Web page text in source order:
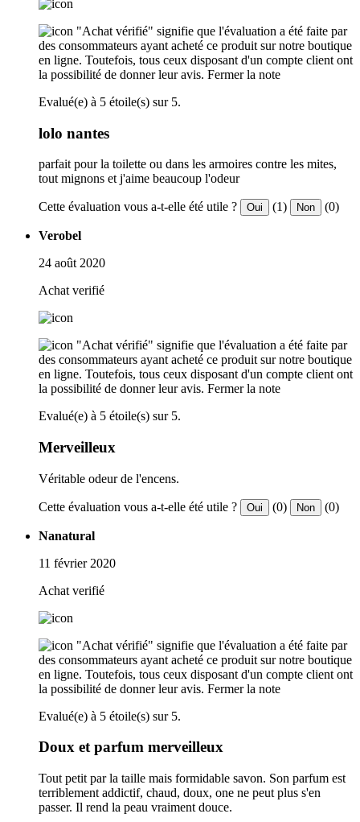
"Achat vérifié" signifie que l'évaluation a été faite par
des consommateurs ayant acheté ce produit sur notre boutique
en ligne. Toutefois, tous ceux disposant d'un compte client ont
la possibilité de donner leur avis. Fermer la note
Evalué(e) à 5 étoile(s) sur 5.
lolo nantes
parfait pour la toilette ou dans les armoires contre les mites,
tout mignons et j'aime beaucoup l'odeur
Cette évaluation vous a-t-elle été utile ? Oui (1) Non (0)
Verobel
24 août 2020
Achat verifié
"Achat vérifié" signifie que l'évaluation a été faite par
des consommateurs ayant acheté ce produit sur notre boutique
en ligne. Toutefois, tous ceux disposant d'un compte client ont
la possibilité de donner leur avis. Fermer la note
Evalué(e) à 5 étoile(s) sur 5.
Merveilleux
Véritable odeur de l'encens.
Cette évaluation vous a-t-elle été utile ? Oui (0) Non (0)
Nanatural
11 février 2020
Achat verifié
"Achat vérifié" signifie que l'évaluation a été faite par
des consommateurs ayant acheté ce produit sur notre boutique
en ligne. Toutefois, tous ceux disposant d'un compte client ont
la possibilité de donner leur avis. Fermer la note
Evalué(e) à 5 étoile(s) sur 5.
Doux et parfum merveilleux
Tout petit par la taille mais formidable savon. Son parfum est
terriblement addictif, chaud, doux, one ne peut plus s'en
passer. Il rend la peau vraiment douce.